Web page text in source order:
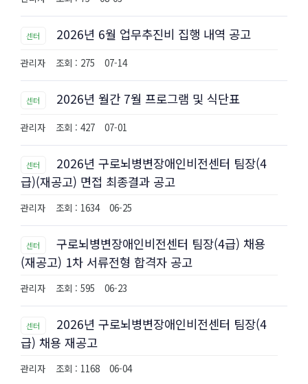
센터 2026년 6월 업무추진비 집행 내역 공고
관리자 조회 : 275 07-14
센터 2026년 월간 7월 프로그램 및 식단표
관리자 조회 : 427 07-01
센터
2026년 구로뇌병변장애인비전센터 팀장(4
급)(재공고) 면접 최종결과 공고
관리자 조회 : 1634 06-25
센터
구로뇌병변장애인비전센터 팀장(4급) 채용
(재공고) 1차 서류전형 합격자 공고
관리자 조회 : 595 06-23
센터
2026년 구로뇌병변장애인비전센터 팀장(4
급) 채용 재공고
관리자 조회 : 1168 06-04